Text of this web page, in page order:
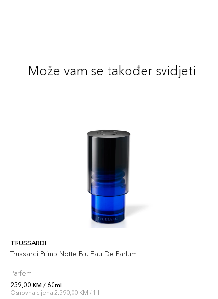
Može vam se također svidjeti
TRUSSARDI
Trussardi Primo Notte Blu Eau De Parfum
Parfem
259,00 KM / 60ml
Osnovna cijena 2.590,00 KM / 1 l